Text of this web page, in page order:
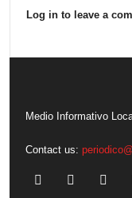
Log in to leave a
Medio Informativo
Contact us: